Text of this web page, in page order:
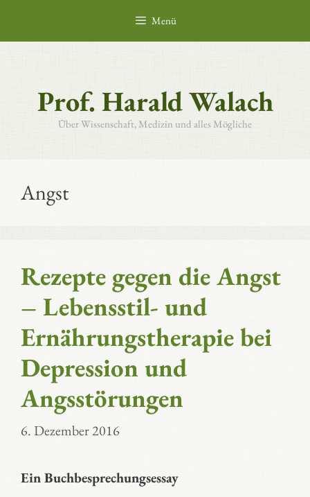
springen
Menü
Prof. Harald Walach
Über Wissenschaft, Medizin und alles Mögliche
Angst
Rezepte gegen die Angst
– Lebensstil- und
Ernährungstherapie bei
Depression und
Angsstörungen
6. Dezember 2016
Ein Buchbesprechungsessay